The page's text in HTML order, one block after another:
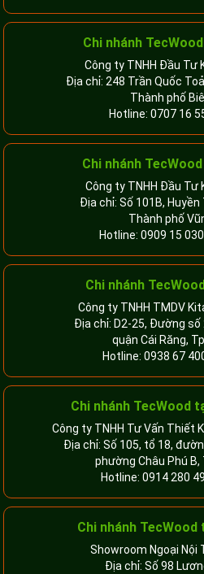
Chi nhánh
Công ty TNHH Đầu Tư
Địa chỉ: 248 Trần Quốc
Thành phố
Hotline: 0707 16
Chi nhánh
Công ty TNHH Đầu Tư
Địa chỉ: Số 101B, Huyền
Thành phố
Hotline: 0909 15
Chi nhánh
Công ty TNHH TMDV
Địa chỉ: D2-25, Đường số
quận Cái Răng,
Hotline: 0938 67
Chi nhánh TecWood
Công ty TNHH Tư Vấn Thiết
Địa chỉ: Số 105, tổ 18,
phường Châu Phú B,
Hotline: 0914 280
Chi nhánh TecWood
Showroom Ngoại Nội
Địa chỉ: Số 98